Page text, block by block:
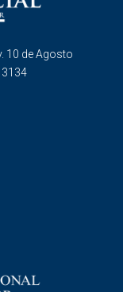
10 de Agosto
3134